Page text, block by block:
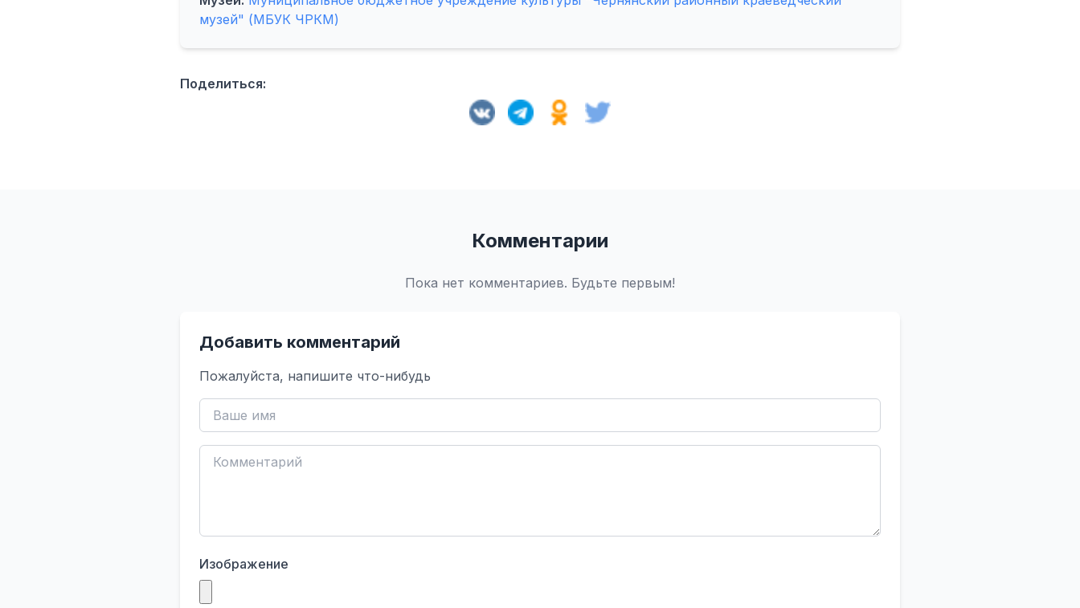
музей" (МБУК ЧРКМ)
Поделиться:
Комментарии
Пока нет комментариев. Будьте первым!
Добавить комментарий
Пожалуйста, напишите что-нибудь
Изображение